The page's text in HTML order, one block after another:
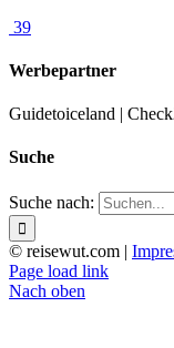
39
Werbepartner
Guidetoiceland |
Suche
Suche nach:
© reisewut.com |
Page load link
Nach oben